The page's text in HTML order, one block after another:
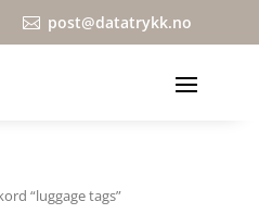
 post@datatrykk.no
“luggage tags”